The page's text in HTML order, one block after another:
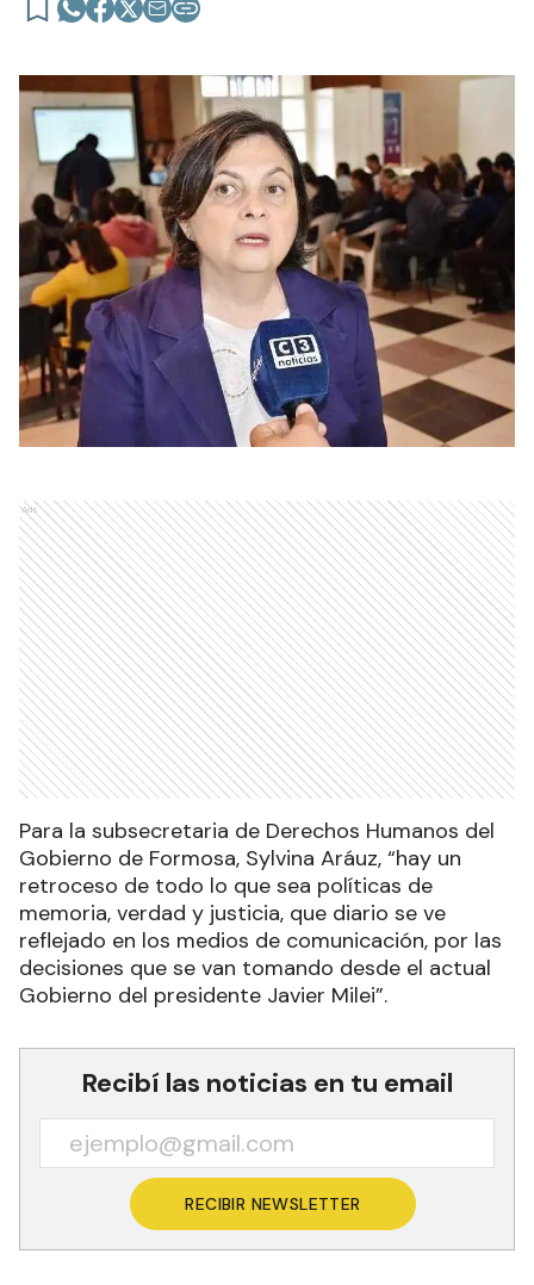
Ads
Para la subsecretaria de Derechos Humanos del
Gobierno de Formosa, Sylvina Aráuz, “hay un
retroceso de todo lo que sea políticas de
memoria, verdad y justicia, que diario se ve
reflejado en los medios de comunicación, por las
decisiones que se van tomando desde el actual
Gobierno del presidente Javier Milei”.
Recibí las noticias en tu email
RECIBIR NEWSLETTER